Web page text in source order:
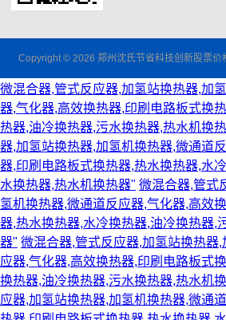
Copyright © 2026 郑州沈氏节省科技创新股票价
微混合器,管式反应器,加氢站换热器,加
器,气化器,高效换热器,印刷电路板式换
热器,油冷换热器,污水换热器,热水机换
器,加氢站换热器,加氢机换热器,微通道
器,印刷电路板式换热器,热水换热器,水
水换热器,热水机换热器" 微混合器,管式
氢机换热器,微通道反应器,气化器,高效
器,热水换热器,水冷换热器,油冷换热器,
器" 微混合器,管式反应器,加氢站换热器
应器,气化器,高效换热器,印刷电路板式
换热器,油冷换热器,污水换热器,热水机
应器,加氢站换热器,加氢机换热器,微通